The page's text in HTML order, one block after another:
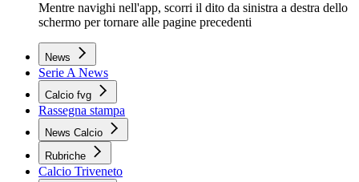
Mentre navighi nell'app, scorri il dito da sinistra a destra dello
schermo per tornare alle pagine precedenti
News
Serie A News
Calcio fvg
Rassegna stampa
News Calcio
Rubriche
Calcio Triveneto